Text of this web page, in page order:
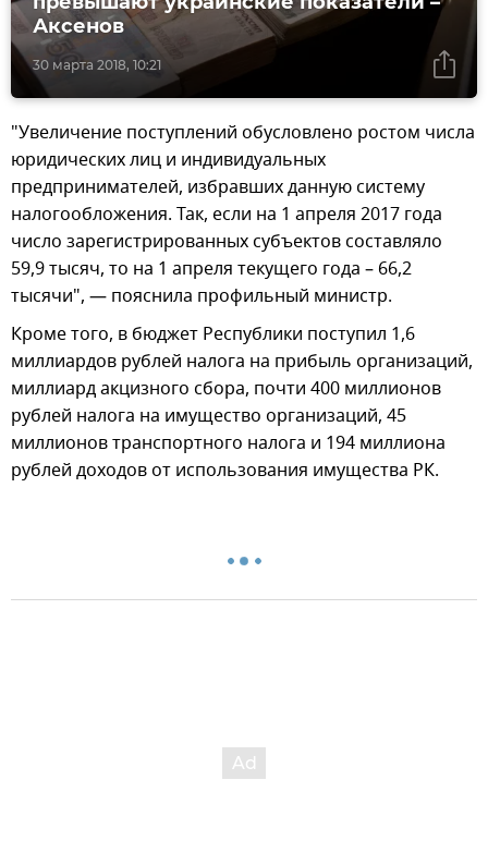
30 марта 2018, 10:21
Аксенов
"Увеличение поступлений обусловлено ростом числа
юридических лиц и индивидуальных
предпринимателей, избравших данную систему
налогообложения. Так, если на 1 апреля 2017 года
число зарегистрированных субъектов составляло
59,9 тысяч, то на 1 апреля текущего года – 66,2
тысячи", — пояснила профильный министр.
Кроме того, в бюджет Республики поступил 1,6
миллиардов рублей налога на прибыль организаций,
миллиард акцизного сбора, почти 400 миллионов
рублей налога на имущество организаций, 45
миллионов транспортного налога и 194 миллиона
рублей доходов от использования имущества РК.